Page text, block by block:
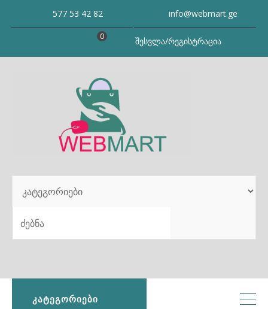
577 53 42 82 info@webmart.ge
შესვლა/რეგისტრაცია
0
SEARCH
ᲙᲐᲢᲔᲒᲝᲠᲘᲔᲑᲘ